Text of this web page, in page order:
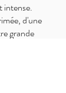
intense.
d'une
grande